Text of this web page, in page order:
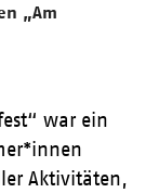
„Am
war ein
Aktivitäten,